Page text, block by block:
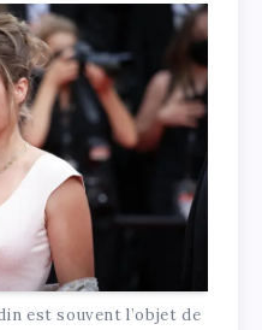
est souvent l’objet de